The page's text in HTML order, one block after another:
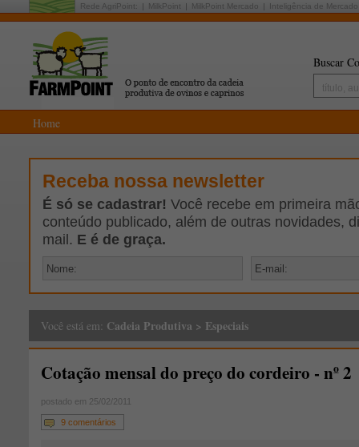
Rede AgriPoint: MilkPoint MilkPoint Mercado Inteligência de Mercado
Buscar
Home
Receba nossa newsletter
É só se cadastrar! Você recebe em primeira
conteúdo publicado, além de outras novidades,
mail. E é de graça.
Você está em: Cadeia Produtiva > Especiais
Cotação mensal do preço do cordeiro - nº 2
postado em 25/02/2011
9 comentários